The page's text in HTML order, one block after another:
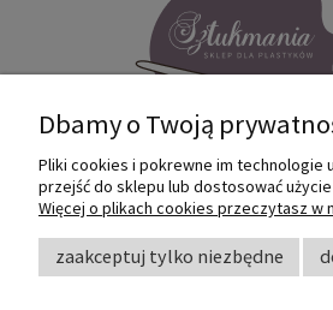
Internetowy sklep dla
małych i dużych artystów.
Dbamy o Twoją
Pliki cookies i pokrewne im technologie
przejść do sklepu lub dostosować
Więcej o plikach cookies przeczytasz w
zaakceptuj tylko niezbędne